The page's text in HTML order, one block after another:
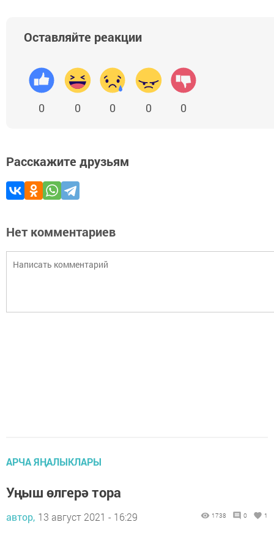
Оставляйте реакции
0 0 0 0 0
Расскажите друзьям
Нет комментариев
АРЧА ЯҢАЛЫКЛАРЫ
Уңыш өлгерә тора
автор, 13 август 2021 - 16:29 1738 0 1